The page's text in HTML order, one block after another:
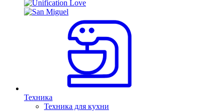
Техника
Техника для кухни